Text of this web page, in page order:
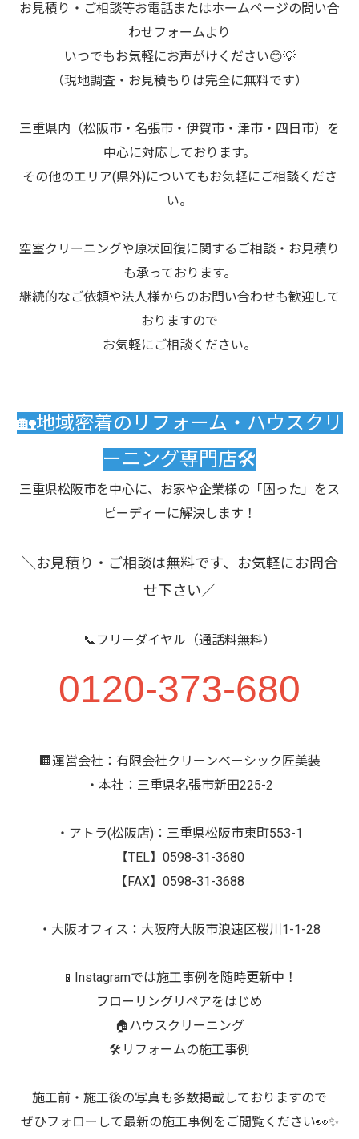
お見積り・ご相談等お電話またはホームページの問い合
わせフォームより
いつでもお気軽にお声がけください😊💡
（現地調査・お見積もりは完全に無料です）
三重県内（松阪市・名張市・伊賀市・津市・四日市）を
中心に対応しております。
その他のエリア(県外)についてもお気軽にご相談くださ
い。
空室クリーニングや原状回復に関するご相談・お見積り
も承っております。
継続的なご依頼や法人様からのお問い合わせも歓迎して
おりますので
お気軽にご相談ください。
🏡地域密着のリフォーム・ハウスクリ
ーニング専門店🛠️
三重県松阪市を中心に、お家や企業様の「困った」をス
ピーディーに解決します！
＼お見積り・ご相談は無料です、お気軽にお問合
せ下さい／
📞フリーダイヤル（通話料無料）
0120-373-680
🏢運営会社：有限会社クリーンベーシック匠美装
・本社：三重県名張市新田225-2
・アトラ(松阪店)：三重県松阪市東町553-1
【TEL】0598-31-3680
【FAX】0598-31-3688
・大阪オフィス：大阪府大阪市浪速区桜川1-1-28
📱Instagramでは施工事例を随時更新中！
フローリングリペアをはじめ
🏠ハウスクリーニング
🛠️リフォームの施工事例
施工前・施工後の写真も多数掲載しておりますので
ぜひフォローして最新の施工事例をご閲覧ください👀✨